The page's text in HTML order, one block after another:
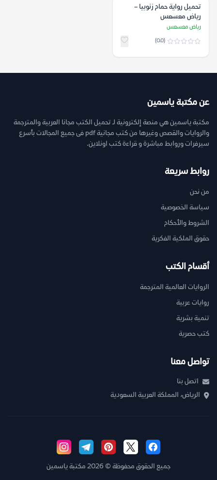
تحميل رواية حمام زنوبيا –
رياض معسعس
رياض معسعس
(0.0)
عن مكتبة ياسمين
مكتبة ياسمين هي منصة إلكترونية لـ تحميل الكتب مجانا العربية والمترجمة
والروايات والقصص وغيرها من كتب مجانية pdf فى جميع المجالات بأسرع
سيرفرات وروابط مباشرة و قراءة كتب اونلاين.
روابط سريعة
من نحن
سياسة الخصوصية
الشروط والأحكام
حقوق الملكية الفكرية
أقسام الكتب
الروايات العالمية المترجمة
روايات عربية
تنمية بشرية
كتب حصرية
تواصل معنا
اتصل بنا
الرياض، المملكة العربية السعودية
جميع الحقوق محفوظة © 2026 مكتبة ياسمين